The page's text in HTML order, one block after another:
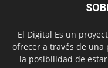
El Digital Es un
ofrecer a través de
la posibilidad de